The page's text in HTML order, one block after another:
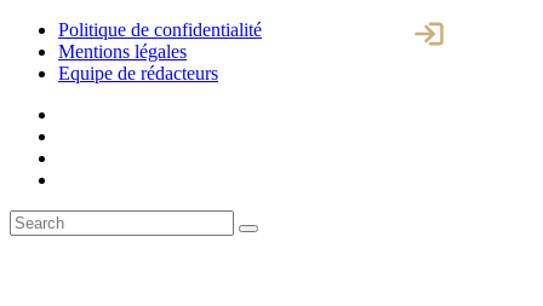
Politique de confidentialité
Mentions légales
Equipe de rédacteurs